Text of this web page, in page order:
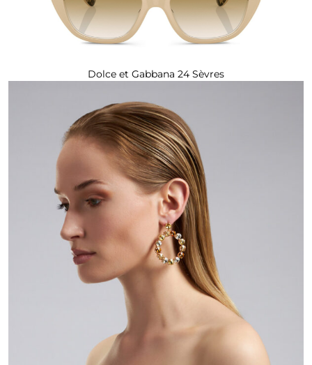
Dolce et Gabbana 24 Sèvres